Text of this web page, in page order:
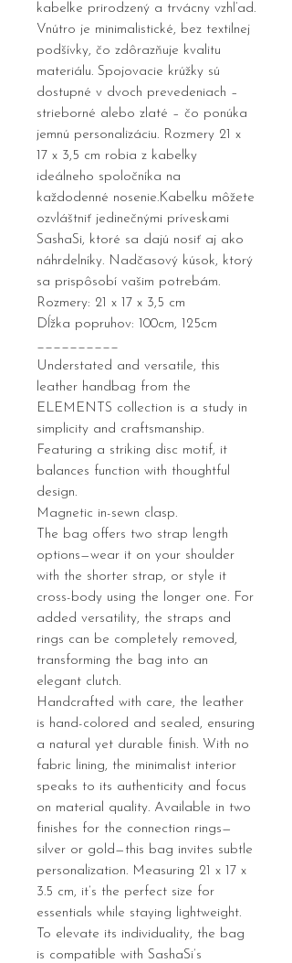
kabelke prirodzený a trvácny vzhľad.
Vnútro je minimalistické, bez textilnej
podšívky, čo zdôrazňuje kvalitu
materiálu. Spojovacie krúžky sú
dostupné v dvoch prevedeniach –
strieborné alebo zlaté – čo ponúka
jemnú personalizáciu. Rozmery 21 x
17 x 3,5 cm robia z kabelky
ideálneho spoločníka na
každodenné nosenie.Kabelku môžete
ozvláštniť jedinečnými príveskami
SashaSi, ktoré sa dajú nosiť aj ako
náhrdelníky. Nadčasový kúsok, ktorý
sa prispôsobí vašim potrebám.
Rozmery: 21 x 17 x 3,5 cm
Dĺžka popruhov: 100cm, 125cm
__________
Understated and versatile, this
leather handbag from the
ELEMENTS collection is a study in
simplicity and craftsmanship.
Featuring a striking disc motif, it
balances function with thoughtful
design.
Magnetic in-sewn clasp.
The bag offers two strap length
options—wear it on your shoulder
with the shorter strap, or style it
cross-body using the longer one. For
added versatility, the straps and
rings can be completely removed,
transforming the bag into an
elegant clutch.
Handcrafted with care, the leather
is hand-colored and sealed, ensuring
a natural yet durable finish. With no
fabric lining, the minimalist interior
speaks to its authenticity and focus
on material quality. Available in two
finishes for the connection rings—
silver or gold—this bag invites subtle
personalization. Measuring 21 x 17 x
3.5 cm, it’s the perfect size for
essentials while staying lightweight.
To elevate its individuality, the bag
is compatible with SashaSi’s